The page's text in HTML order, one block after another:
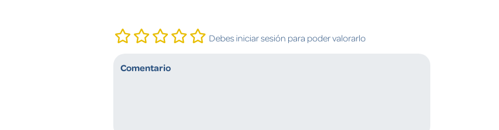
Debes iniciar sesión para poder valorarlo